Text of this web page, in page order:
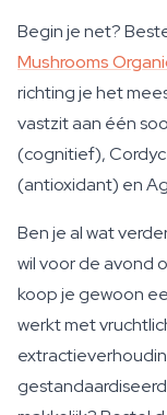
Begin je net?
Mushrooms
richting je het
vastzit aan één
(cognitief),
(antioxidant) en
Ben je al wat
wil voor de avond
koop je gewoon
werkt met